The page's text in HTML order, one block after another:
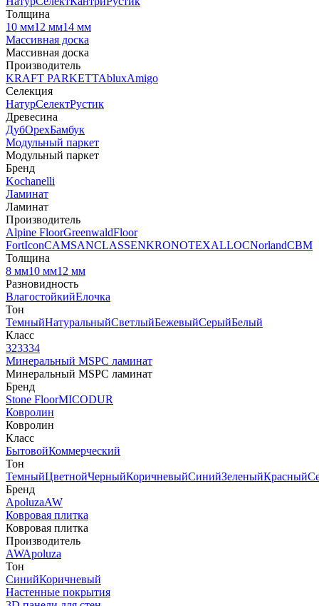
Толщина
10 мм12 мм14 мм
Массивная доска
Массивная доска
Производитель
KRAFT PARKETTAbluxAmigo
Селекция
НатурСелектРустик
Древесина
ДубОрехБамбук
Модульный паркет
Модульный паркет
Бренд
Kochanelli
Ламинат
Ламинат
Производитель
Alpine FloorGreenwaldFloor
FortIconCAMSANCLASSENKRONOTEXALLOCNorlandCBM
Толщина
8 мм10 мм12 мм
Разновидность
ВлагостойкийЕлочка
Тон
ТемныйНатуральныйСветлыйБежевыйСерыйБелый
Класс
323334
Минеральный MSPC ламинат
Минеральный MSPC ламинат
Бренд
Stone FloorMICODUR
Ковролин
Ковролин
Класс
БытовойКоммерческий
Тон
ТемныйЦветнойЧерныйКоричневыйСинийЗеленыйКрасный
Бренд
ApoluzaAW
Ковровая плитка
Ковровая плитка
Производитель
AWApoluza
Тон
СинийКоричневый
Настенные покрытия